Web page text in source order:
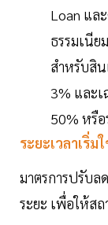
Loan แล
ธรรมเนี
สำหรับสิน
3% และ
50% หรื
ระยะเวลาเริ่ม
มาตรการปรับล
ระยะ เพื่อให้ส